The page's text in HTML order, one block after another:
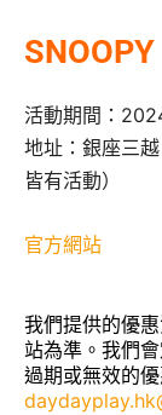
活動期間：
地址：銀座三
皆有活動）
官方網站
我們提供的優
站為準。我們
過期或無效的